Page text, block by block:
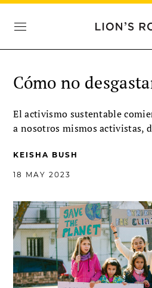
Cómo no
El activismo sustentable
a nosotros mismos activistas,
KEISHA BUSH
18 MAY 2023